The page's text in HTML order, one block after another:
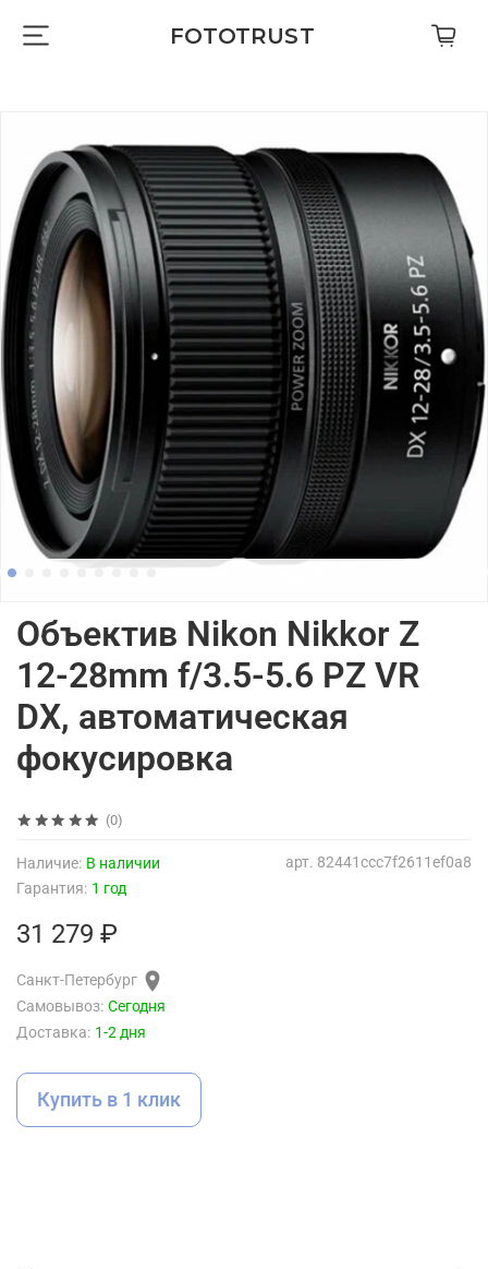
FOTOTRUST
(0)
арт. 82441ccc7f2611ef0a8
Наличие: В наличии
Гарантия: 1 год
Объектив Nikon Nikkor Z
12-28mm f/3.5-5.6 PZ VR
DX, автоматическая
фокусировка
31 279 ₽
Санкт-Петербург
Самовывоз: Сегодня
Доставка: 1-2 дня
Купить в 1 клик